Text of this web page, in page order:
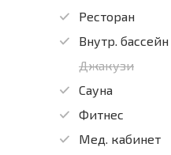
Ресторан
Внутр. бассейн
Джакузи
Сауна
Фитнес
Мед. кабинет